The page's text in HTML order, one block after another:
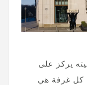
يركز على
كل غرفة هي